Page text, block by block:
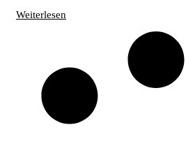
Weiterlesen